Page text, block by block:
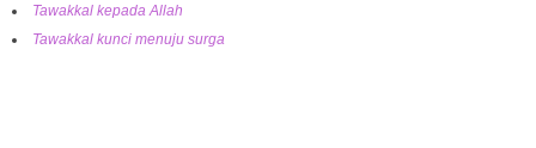
Tawakkal kepada Allah
Tawakkal kunci menuju surga